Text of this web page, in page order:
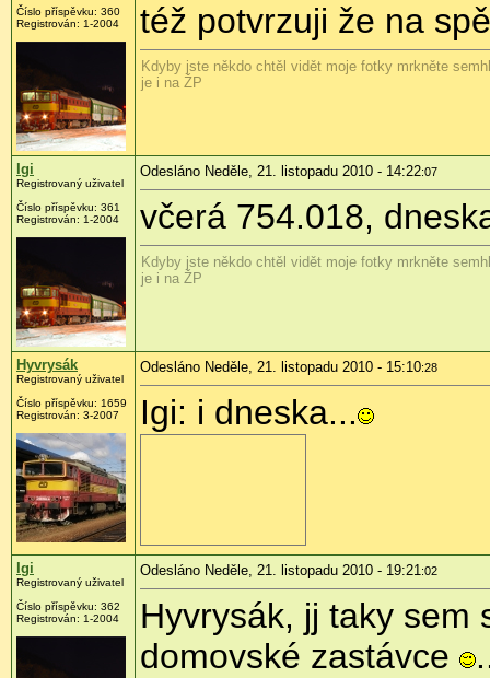
Číslo příspěvku: 360
Registrován: 1-2004 též potvrzuji že na
Kdyby jste někdo chtěl vidět moje fotky mrkněte
je i na ŽP
Igi
Registrovaný uživatel
Číslo příspěvku: 361
Registrován: 1-2004
Odesláno Neděle, 21. listopadu 2010 - 14:22:07
včerá 754.018,
Kdyby jste někdo chtěl vidět moje fotky mrkněte
je i na ŽP
Hyvrysák
Registrovaný uživatel
Číslo příspěvku: 1659
Registrován: 3-2007
Odesláno Neděle, 21. listopadu 2010 - 15:10:28
Igi: i dneska...
Igi
Registrovaný uživatel
Číslo příspěvku: 362
Registrován: 1-2004
Odesláno Neděle, 21. listopadu 2010 - 19:21:02
Hyvrysák, jj taky sem
domovské zastávce